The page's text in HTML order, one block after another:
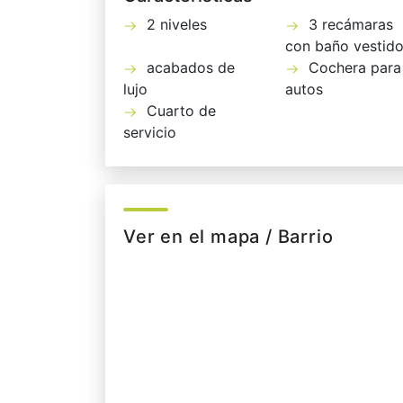
2 niveles
3 recámaras
con baño
acabados de
lujo
Cochera
autos
Cuarto de
servicio
Ver en el mapa / Barrio